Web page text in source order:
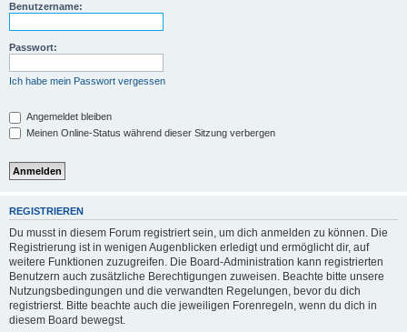
Benutzername:
Passwort:
Ich habe mein Passwort vergessen
Angemeldet bleiben
Meinen Online-Status während dieser Sitzung verbergen
REGISTRIEREN
Du musst in diesem Forum registriert sein, um dich anmelden zu können. Die
Registrierung ist in wenigen Augenblicken erledigt und ermöglicht dir, auf
weitere Funktionen zuzugreifen. Die Board-Administration kann registrierten
Benutzern auch zusätzliche Berechtigungen zuweisen. Beachte bitte unsere
Nutzungsbedingungen und die verwandten Regelungen, bevor du dich
registrierst. Bitte beachte auch die jeweiligen Forenregeln, wenn du dich in
diesem Board bewegst.